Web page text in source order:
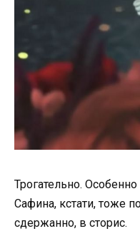
Трогательно.
Сафина, кстати, тоже
сдержанно, в сторис.